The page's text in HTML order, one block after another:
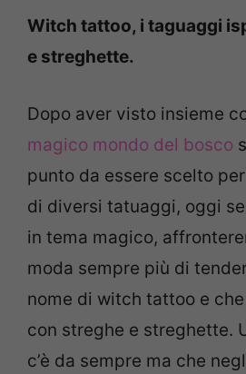
Witch tattoo, i taguaggi
e streghette.
Dopo aver visto insieme
magico mondo del bosco
punto da essere scelto
di diversi tatuaggi, oggi
in tema magico,
moda sempre più di
nome di witch tattoo e
con streghe e streghette.
c’è da sempre ma che